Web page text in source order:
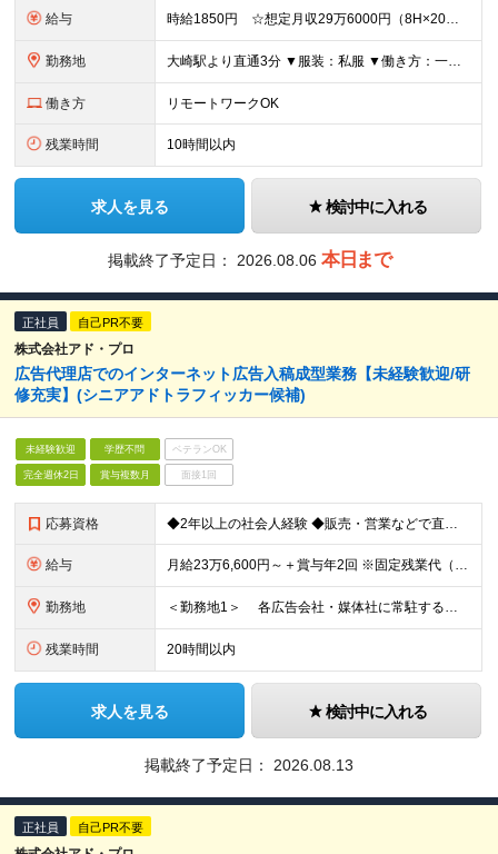
給与 時給1850円 ☆想定月収29万6000円（8H×20日） ※交通費全額支給 ※在宅日数に応じて、在宅勤務手当あり
勤務地 大崎駅より直通3分 ▼服装：私服 ▼働き方：一部在宅（週2～3日在宅、週2～3日出社） ▼受動喫煙対策：屋内禁煙
働き方 リモートワークOK
残業時間 10時間以内
求人を見る 検討中に入れる
掲載終了予定日： 2026.08.06 本日まで
正社員 自己PR不要
株式会社アド・プロ
広告代理店でのインターネット広告入稿成型業務【未経験歓迎/研
修充実】(シニアアドトラフィッカー候補)
未経験歓迎 学歴不問 ベテランOK
完全週休2日 賞与複数月 面接1回
応募資格 ◆2年以上の社会人経験 ◆販売・営業などで直接顧客と折衝した経験 ◆基本的なPCスキル（Excel/PowerPointでの資料作成・ビジネスメール作成) ◆学歴不問 ※入社後は研修とOJTなど未経
給与 月給23万6,600円～＋賞与年2回 ※固定残業代（1万7,100円～／10時間相当分）を含みます。 超過分は別途支給します 。 ※試用期間6ヶ月。その間、給与・待遇等に差異はありません。
勤務地 ＜勤務地1＞ 各広告会社・媒体社に常駐する場合があります。 住所：（原則として東京23区内） ＜勤務地2：本社＞ 住所：東京都渋谷区恵比寿4-20-3 恵比寿ガーデンプレイスタワー34F
残業時間 20時間以内
求人を見る 検討中に入れる
掲載終了予定日： 2026.08.13
正社員 自己PR不要